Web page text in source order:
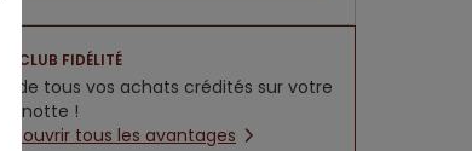
CLUB FIDÉLITÉ
5% de tous vos achats crédités sur votre
cagnotte !
Découvrir tous les avantages